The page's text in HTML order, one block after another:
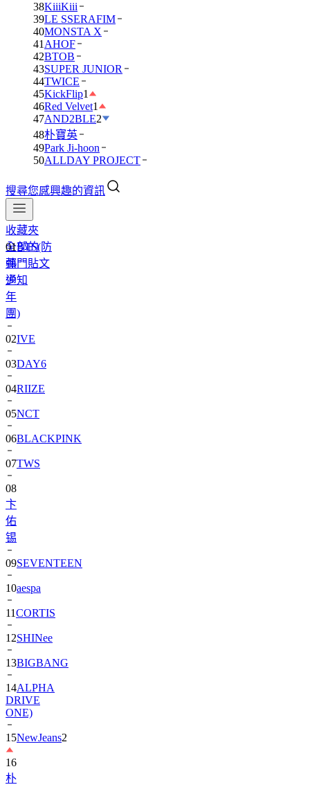
38KiiiKiii
39LE SSERAFIM
40MONSTA X
41 AHOF
42BTOB
43SUPER JUNIOR
44TWICE
45KickFlip1
46Red Velvet1
47AND2BLE2
48朴寶英
49Park Ji-hoon
50ALLDAY PROJECT
搜尋您感興趣的資訊
收藏夾
全部的
熱門貼文
通知
01BTS(防
彈
少
年
團)
02IVE
03DAY6
04RIIZE
05NCT
06BLACKPINK
07TWS
08
卞
佑
锡
09SEVENTEEN
10aespa
11CORTIS
12SHINee
13BIGBANG
14ALPHA
DRIVE
ONE)
15NewJeans2
16
朴